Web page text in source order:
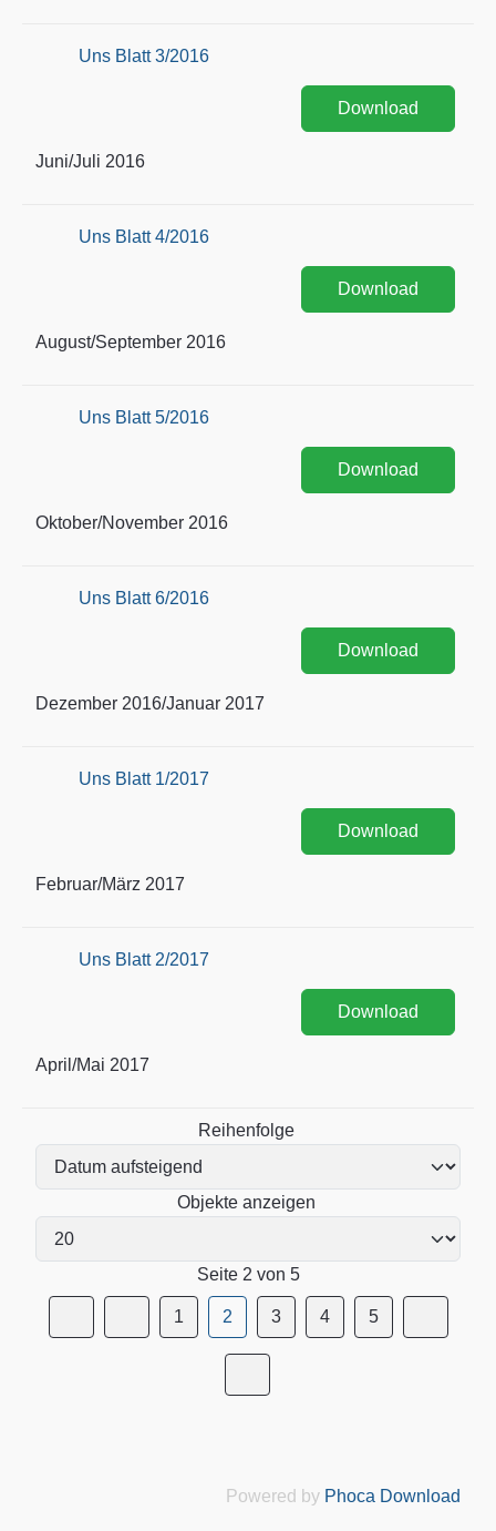
Uns Blatt 3/2016
Download
Juni/Juli 2016
Uns Blatt 4/2016
Download
August/September 2016
Uns Blatt 5/2016
Download
Oktober/November 2016
Uns Blatt 6/2016
Download
Dezember 2016/Januar 2017
Uns Blatt 1/2017
Download
Februar/März 2017
Uns Blatt 2/2017
Download
April/Mai 2017
Reihenfolge
Objekte anzeigen
Seite 2 von 5
1 2 3 4 5
Powered by Phoca Download